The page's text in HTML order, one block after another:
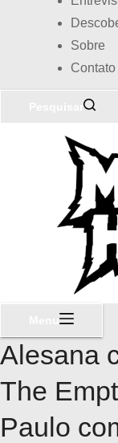
Sobre
Contato
Alesana
The
Paulo